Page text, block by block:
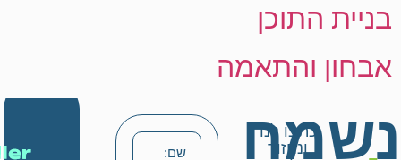
בניית התוכן
אבחון והתאמה
נשמח
כתבו לנו
ונחזור